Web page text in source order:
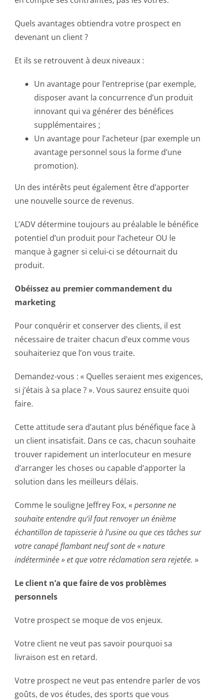
Quels avantages obtiendra votre prospect en
devenant un client ?
Et ils se retrouvent à deux niveaux :
Un avantage pour l’entreprise (par exemple,
disposer avant la concurrence d’un produit
innovant qui va générer des bénéfices
supplémentaires ;
Un avantage pour l’acheteur (par exemple un
avantage personnel sous la forme d’une
promotion).
Un des intérêts peut également être d’apporter
une nouvelle source de revenus.
L’ADV détermine toujours au préalable le bénéfice
potentiel d’un produit pour l’acheteur OU le
manque à gagner si celui-ci se détournait du
produit.
Obéissez au premier commandement du
marketing
Pour conquérir et conserver des clients, il est
nécessaire de traiter chacun d’eux comme vous
souhaiteriez que l’on vous traite.
Demandez-vous : « Quelles seraient mes exigences,
si j’étais à sa place ? ». Vous saurez ensuite quoi
faire.
Cette attitude sera d’autant plus bénéfique face à
un client insatisfait. Dans ce cas, chacun souhaite
trouver rapidement un interlocuteur en mesure
d’arranger les choses ou capable d’apporter la
solution dans les meilleurs délais.
Comme le souligne Jeffrey Fox, « personne ne
souhaite entendre qu’il faut renvoyer un énième
échantillon de tapisserie à l’usine ou que ces tâches sur
votre canapé flambant neuf sont de « nature
indéterminée » et que votre réclamation sera rejetée. »
Le client n’a que faire de vos problèmes
personnels
Votre prospect se moque de vos enjeux.
Votre client ne veut pas savoir pourquoi sa
livraison est en retard.
Votre prospect ne veut pas entendre parler de vos
goûts, de vos études, des sports que vous